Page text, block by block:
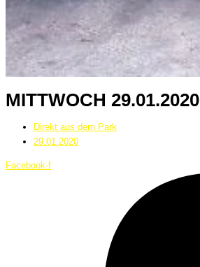
MITTWOCH 29.01.2020
Direkt aus dem Park
29.01.2020
Facebook-f